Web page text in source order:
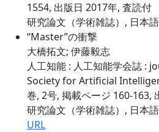
1554, 出版日 2017年, 査読付
研究論文（学術雑誌）, 日本語
“Master”の衝撃
大橋拓文; 伊藤毅志
人工知能 : 人工知能学会誌 :
Society for Artificial
巻, 2号, 掲載ページ 160-163,
研究論文（学術雑誌）, 日本語
URL